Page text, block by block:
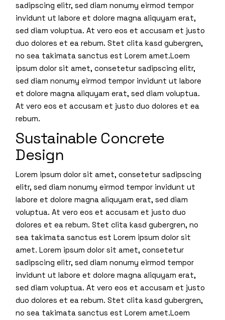
sadipscing elitr, sed diam nonumy eirmod tempor
invidunt ut labore et dolore magna aliquyam erat,
sed diam voluptua. At vero eos et accusam et justo
duo dolores et ea rebum. Stet clita kasd gubergren,
no sea takimata sanctus est Lorem amet.Loem
ipsum dolor sit amet, consetetur sadipscing elitr,
sed diam nonumy eirmod tempor invidunt ut labore
et dolore magna aliquyam erat, sed diam voluptua.
At vero eos et accusam et justo duo dolores et ea
rebum.
Sustainable Concrete
Design
Lorem ipsum dolor sit amet, consetetur sadipscing
elitr, sed diam nonumy eirmod tempor invidunt ut
labore et dolore magna aliquyam erat, sed diam
voluptua. At vero eos et accusam et justo duo
dolores et ea rebum. Stet clita kasd gubergren, no
sea takimata sanctus est Lorem ipsum dolor sit
amet. Lorem ipsum dolor sit amet, consetetur
sadipscing elitr, sed diam nonumy eirmod tempor
invidunt ut labore et dolore magna aliquyam erat,
sed diam voluptua. At vero eos et accusam et justo
duo dolores et ea rebum. Stet clita kasd gubergren,
no sea takimata sanctus est Lorem amet.Loem